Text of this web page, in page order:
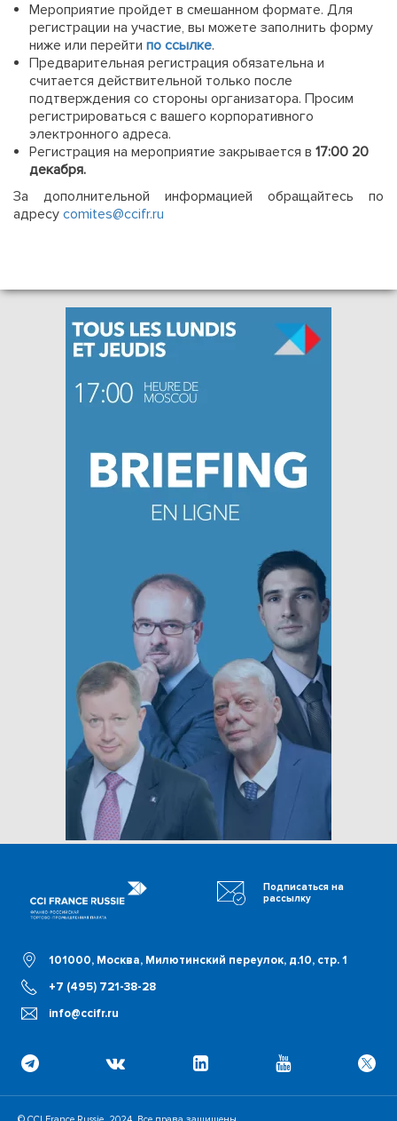
Мероприятие пройдет в смешанном формате. Для
регистрации на участие, вы можете заполнить форму
ниже или перейти по ссылке.
Предварительная регистрация обязательна и
считается действительной только после
подтверждения со стороны организатора. Просим
регистрироваться с вашего корпоративного
электронного адреса.
Регистрация на мероприятие закрывается в 17:00 20
декабря.
За дополнительной информацией обращайтесь по
адресу comites@ccifr.ru
101000, Москва, Милютинский переулок, д.10, стр. 1
+7 (495) 721-38-28
info@ccifr.ru
Подписаться на
рассылку